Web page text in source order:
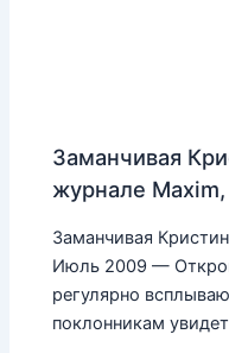
Заманчивая
журнале
Заманчивая
Июль 2009 —
регулярно
поклонникам